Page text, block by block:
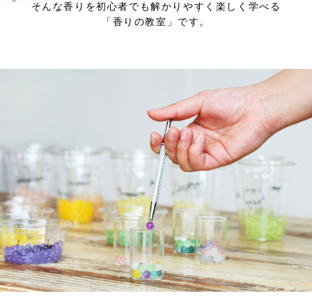
そんな香りを初心者でも解かりやすく楽しく学べる
「香りの教室」です。